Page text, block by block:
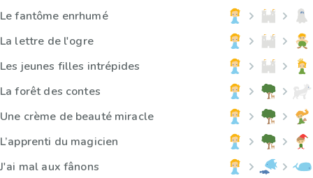
Le fantôme enrhumé
La lettre de l'ogre
Les jeunes filles intrépides
La forêt des contes
Une crème de beauté miracle
L’apprenti du magicien
J'ai mal aux fânons